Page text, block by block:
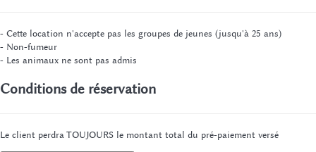
- Cette location n'accepte pas les groupes de jeunes (jusqu'à 25 ans)
- Non-fumeur
- Les animaux ne sont pas admis
Conditions de réservation
Le client perdra TOUJOURS le montant total du pré-paiement versé